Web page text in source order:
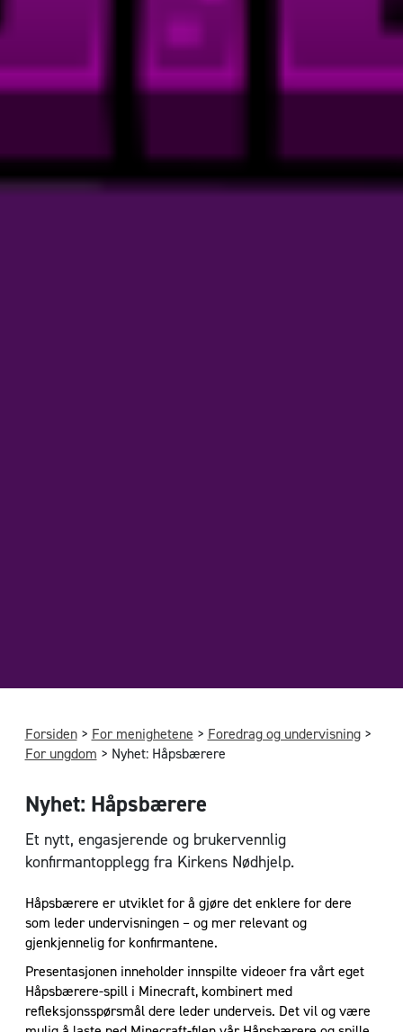
Forsiden > For menighetene > Foredrag og undervisning >
For ungdom > Nyhet: Håpsbærere
Nyhet: Håpsbærere
Et nytt, engasjerende og brukervennlig
konfirmantopplegg fra Kirkens Nødhjelp.
Håpsbærere er utviklet for å gjøre det enklere for dere
som leder undervisningen – og mer relevant og
gjenkjennelig for konfirmantene.
Presentasjonen inneholder innspilte videoer fra vårt eget
Håpsbærere-spill i Minecraft, kombinert med
refleksjonsspørsmål dere leder underveis. Det vil og være